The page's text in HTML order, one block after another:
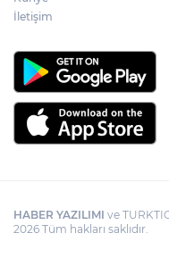
İletişim
HABER YAZILIMI ve
2026 Tüm hakları saklıdır.